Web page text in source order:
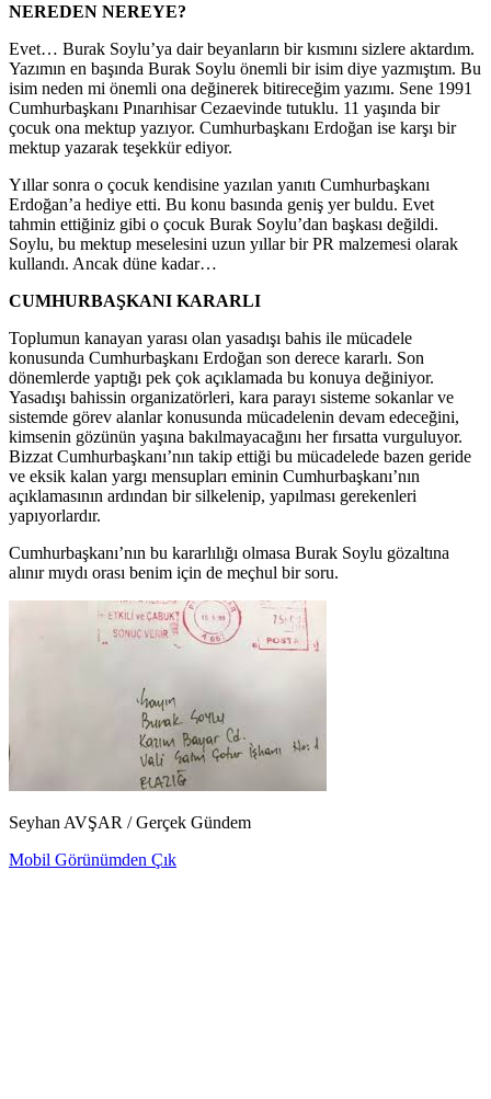
NEREDEN NEREYE?
Evet… Burak Soylu’ya dair beyanların bir kısmını sizlere aktardım.
Yazımın en başında Burak Soylu önemli bir isim diye yazmıştım. Bu
isim neden mi önemli ona değinerek bitireceğim yazımı. Sene 1991
Cumhurbaşkanı Pınarıhisar Cezaevinde tutuklu. 11 yaşında bir
çocuk ona mektup yazıyor. Cumhurbaşkanı Erdoğan ise karşı bir
mektup yazarak teşekkür ediyor.
Yıllar sonra o çocuk kendisine yazılan yanıtı Cumhurbaşkanı
Erdoğan’a hediye etti. Bu konu basında geniş yer buldu. Evet
tahmin ettiğiniz gibi o çocuk Burak Soylu’dan başkası değildi.
Soylu, bu mektup meselesini uzun yıllar bir PR malzemesi olarak
kullandı. Ancak düne kadar…
CUMHURBAŞKANI KARARLI
Toplumun kanayan yarası olan yasadışı bahis ile mücadele
konusunda Cumhurbaşkanı Erdoğan son derece kararlı. Son
dönemlerde yaptığı pek çok açıklamada bu konuya değiniyor.
Yasadışı bahissin organizatörleri, kara parayı sisteme sokanlar ve
sistemde görev alanlar konusunda mücadelenin devam edeceğini,
kimsenin gözünün yaşına bakılmayacağını her fırsatta vurguluyor.
Bizzat Cumhurbaşkanı’nın takip ettiği bu mücadelede bazen geride
ve eksik kalan yargı mensupları eminin Cumhurbaşkanı’nın
açıklamasının ardından bir silkelenip, yapılması gerekenleri
yapıyorlardır.
Cumhurbaşkanı’nın bu kararlılığı olmasa Burak Soylu gözaltına
alınır mıydı orası benim için de meçhul bir soru.
Seyhan AVŞAR / Gerçek Gündem
Mobil Görünümden Çık